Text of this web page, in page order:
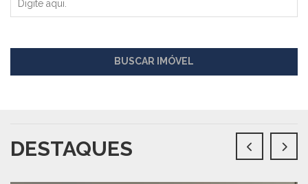
BUSCAR IMÓVEL
DESTAQUES